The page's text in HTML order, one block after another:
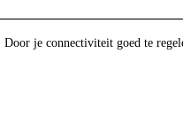
je connectiviteit goed te